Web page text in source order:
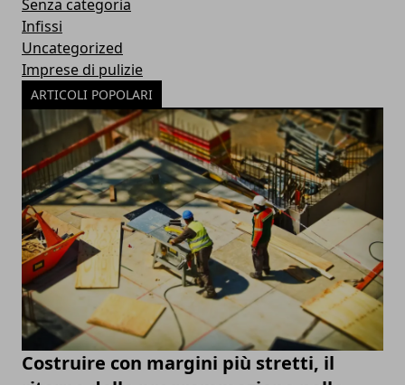
Senza categoria
Infissi
Uncategorized
Imprese di pulizie
ARTICOLI POPOLARI
Costruire con margini più stretti, il